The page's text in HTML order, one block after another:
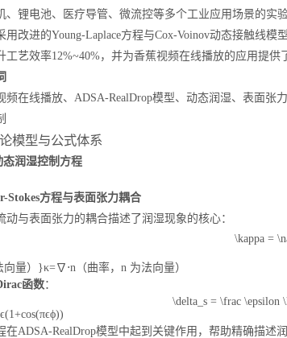
91香蕉视频APP导航
911香蕉软件视频污
、锂电池、医疗导管、微流控等多个工业应用场景的实
用改进的Young-Laplace方程与Cox-Voinov动态接触线
工艺效率12%~40%，并为香蕉视频在线播放的应用提供
频在线播放、ADSA-RealDrop模型、动态润湿、表面张
模型与公式体系
态润湿控制方程
Stokes方程与表面张力耦合
动与表面张力的耦合描述了润湿现象的核心：
\kappa =
向量）}κ=∇ ⋅n（曲率， n 为法向量）
函数：
\delta_s = \frac
ϵ(1+cos(πϵϕ))
在ADSA-RealDrop模型中起到关键作用，帮助精确描述润